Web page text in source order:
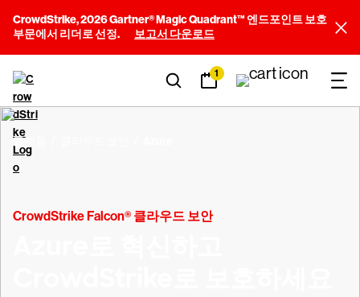
CrowdStrike, 2026 Gartner® Magic Quadrant™ 엔드포인트 보호
부문에서 리더로 선정.
보고서 다운로드
1
플랫폼
CrowdStrike Falcon® 클라우드 보안